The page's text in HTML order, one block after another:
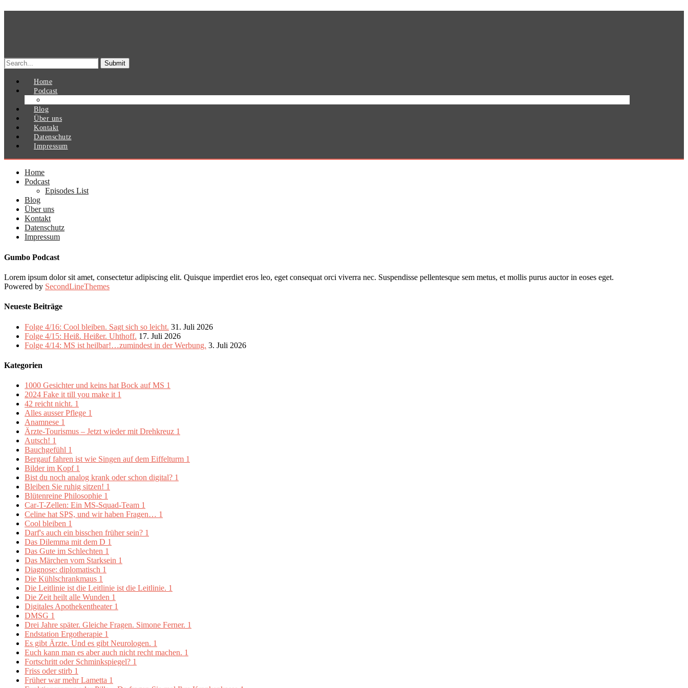
Search
for:
Home
Podcast
Blog
Über uns
Kontakt
Datenschutz
Impressum
Home
Podcast
Episodes List
Blog
Über uns
Kontakt
Datenschutz
Impressum
Gumbo Podcast
Lorem ipsum dolor sit amet, consectetur adipiscing elit. Quisque imperdiet eros leo, eget consequat orci viverra nec. Suspendisse pellentesque sem metus, et mollis purus auctor in eoses eget.
Powered by SecondLineThemes
Neueste Beiträge
Folge 4/16: Cool bleiben. Sagt sich so leicht. 31. Juli 2026
Folge 4/15: Heiß. Heißer. Uhthoff. 17. Juli 2026
Folge 4/14: MS ist heilbar!…zumindest in der Werbung. 3. Juli 2026
Kategorien
1000 Gesichter und keins hat Bock auf MS 1
2024 Fake it till you make it 1
42 reicht nicht. 1
Alles ausser Pflege 1
Anamnese 1
Ärzte-Tourismus – Jetzt wieder mit Drehkreuz 1
Autsch! 1
Bauchgefühl 1
Bergauf fahren ist wie Singen auf dem Eiffelturm 1
Bilder im Kopf 1
Bist du noch analog krank oder schon digital? 1
Bleiben Sie ruhig sitzen! 1
Blütenreine Philosophie 1
Car-T-Zellen: Ein MS-Squad-Team 1
Celine hat SPS, und wir haben Fragen… 1
Cool bleiben 1
Darf's auch ein bisschen früher sein? 1
Das Dilemma mit dem D 1
Das Gute im Schlechten 1
Das Märchen vom Starksein 1
Diagnose: diplomatisch 1
Die Kühlschrankmaus 1
Die Leitlinie ist die Leitlinie ist die Leitlinie. 1
Die Zeit heilt alle Wunden 1
Digitales Apothekentheater 1
DMSG 1
Drei Jahre später. Gleiche Fragen. Simone Ferner. 1
Endstation Ergotherapie 1
Es gibt Ärzte. Und es gibt Neurologen. 1
Euch kann man es aber auch nicht recht machen. 1
Fortschritt oder Schminkspiegel? 1
Friss oder stirb 1
Früher war mehr Lametta 1